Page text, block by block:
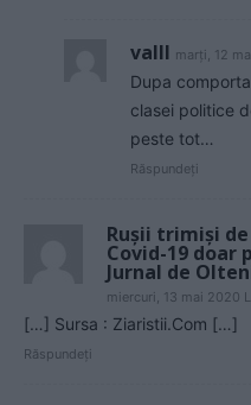
valll marți, 12
Dupa
clasei politice
peste tot…
Răspundeți
Rușii trimiși
Covid-19 doar
Jurnal de
miercuri, 13 mai 2020
[…] Sursa : Ziaristii.Com […]
Răspundeți